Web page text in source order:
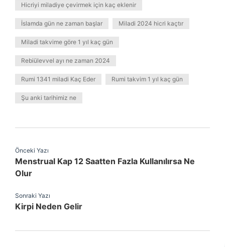
Hicriyi miladiye çevirmek için kaç eklenir
İslamda gün ne zaman başlar Miladi 2024 hicri kaçtır
Miladi takvime göre 1 yıl kaç gün
Rebiülevvel ayı ne zaman 2024
Rumi 1341 miladi Kaç Eder Rumi takvim 1 yıl kaç gün
Şu anki tarihimiz ne
Önceki Yazı
Menstrual Kap 12 Saatten Fazla Kullanılırsa Ne
Olur
Sonraki Yazı
Kirpi Neden Gelir